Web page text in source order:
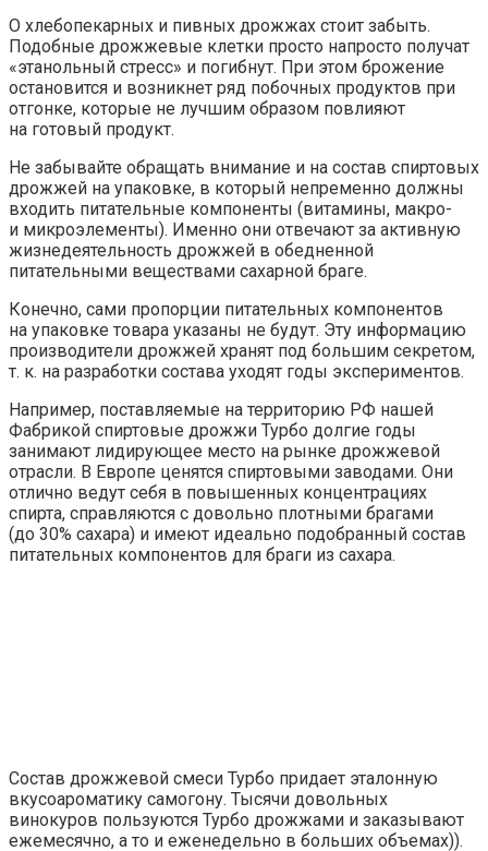
О хлебопекарных и пивных дрожжах стоит забыть.
Подобные дрожжевые клетки просто напросто получат
«этанольный стресс» и погибнут. При этом брожение
остановится и возникнет ряд побочных продуктов при
отгонке, которые не лучшим образом повлияют
на готовый продукт.
Не забывайте обращать внимание и на состав спиртовых
дрожжей на упаковке, в который непременно должны
входить питательные компоненты (витамины, макро-
и микроэлементы). Именно они отвечают за активную
жизнедеятельность дрожжей в обедненной
питательными веществами сахарной браге.
Конечно, сами пропорции питательных компонентов
на упаковке товара указаны не будут. Эту информацию
производители дрожжей хранят под большим секретом,
т. к. на разработки состава уходят годы экспериментов.
Например, поставляемые на территорию РФ нашей
Фабрикой спиртовые дрожжи Турбо долгие годы
занимают лидирующее место на рынке дрожжевой
отрасли. В Европе ценятся спиртовыми заводами. Они
отлично ведут себя в повышенных концентрациях
спирта, справляются с довольно плотными брагами
(до 30% сахара) и имеют идеально подобранный состав
питательных компонентов для браги из сахара.
Состав дрожжевой смеси Турбо придает эталонную
вкусоароматику самогону. Тысячи довольных
винокуров пользуются Турбо дрожжами и заказывают
ежемесячно, а то и еженедельно в больших объемах)).